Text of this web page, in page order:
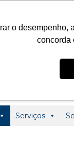
o
concorda
Serviços